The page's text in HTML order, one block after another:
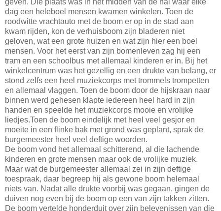
geven. Die plaats was in het midden van de hal waar elke
dag een heleboel mensen kwamen winkelen. Toen de
roodwitte vrachtauto met de boom er op in de stad aan
kwam rijden, kon de verhuisboom zijn bladeren niet
geloven, wat een grote huizen en wat zijn hier een boel
mensen. Voor het eerst van zijn bomenleven zag hij een
tram en een schoolbus met allemaal kinderen er in. Bij het
winkelcentrum was het gezellig en een drukte van belang, er
stond zelfs een heel muziekcorps met trommels trompetten
en allemaal vlaggen. Toen de boom door de hijskraan naar
binnen werd gehesen klapte iedereen heel hard in zijn
handen en speelde het muziekcorps mooie en vrolijke
liedjes.Toen de boom eindelijk met heel veel gesjor en
moeite in een flinke bak met grond was geplant, sprak de
burgemeester heel veel deftige woorden.
De boom vond het allemaal schitterend, al die lachende
kinderen en grote mensen maar ook de vrolijke muziek.
Maar wat de burgemeester allemaal zei in zijn deftige
toespraak, daar begreep hij als gewone boom helemaal
niets van. Nadat alle drukte voorbij was gegaan, gingen de
duiven nog even bij de boom op een van zijn takken zitten.
De boom vertelde honderduit over zijn belevenissen van die